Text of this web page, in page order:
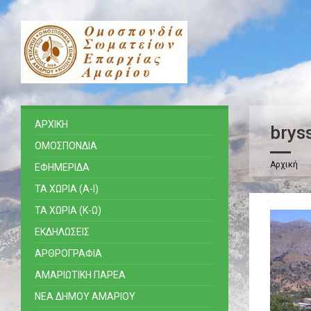
Αρχική
ΑΡΧΙΚΗ
ΟΜΟΣΠΟΝΔΙΑ
ΕΦΗΜΕΡΙΔΑ
ΤΑ ΧΩΡΙΑ (Α-Ι)
ΤΑ ΧΩΡΙΑ (Κ-Ω)
ΕΚΔΗΛΩΣΕΙΣ
ΑΡΘΡΟΓΡΑΦΙΑ
ΑΜΑΡΙΩΤΙΚΗ ΠΑΡΕΑ
ΝΕΑ ΔΗΜΟΥ ΑΜΑΡΙΟΥ